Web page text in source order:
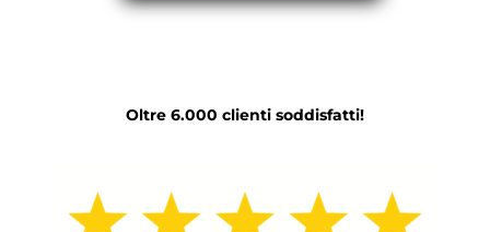
Oltre 6.000 clienti soddisfatti!